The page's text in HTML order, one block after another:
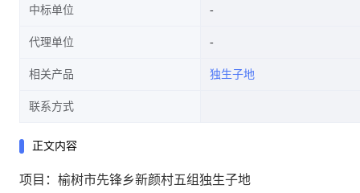
中标单位
代理单位
相关产品 独生子地
联系方式
正文内容
项目：榆树市先锋乡新颜村五组独生子地